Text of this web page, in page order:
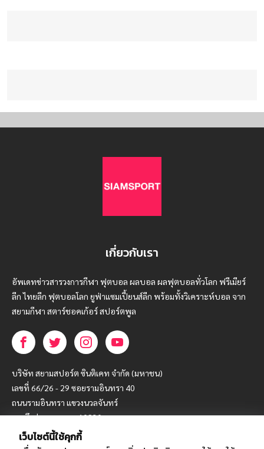
เกี่ยวกับเรา
อัพเดทข่าวสารวงการกีฬา ฟุตบอล ผลบอล ผลฟุตบอลทั่วโลก ฟรีเมียร์
ลีก ไทยลีก ฟุตบอลโลก ยูฟ่าแซมเปี้ยนส์ลีก พร้อมทั้งวิเคราะห์บอล จาก
สยามกีฬา สตาร์ชอคเก้อร์ สปอร์ตพูล
บริษัท สยามสปอร์ต ซินติเคท จำกัด (มหาชน)
เลขที่ 66/26 - 29 ซอยรามอินทรา 40
ถนนรามอินทรา แขวงนวลจันทร์
เขตบึงกุ่ม กรุงเทพฯ 10230
โทร : 02-5088-000
เว็บไซต์นี้ใช้คุกกี้